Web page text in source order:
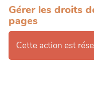
Gérer les droits
pages
Cette action est